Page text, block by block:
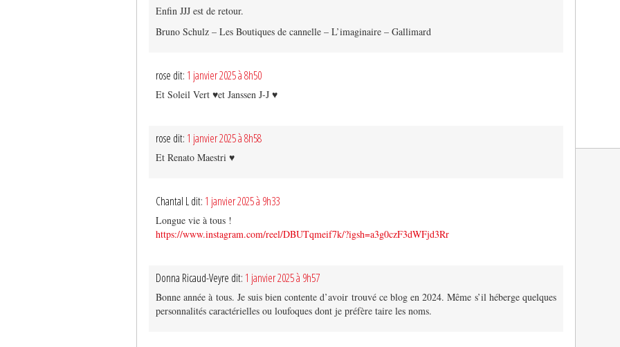
Enfin JJJ est de retour.
Bruno Schulz – Les Boutiques de cannelle – L’imaginaire – Gallimard
rose dit: 1 janvier 2025 à 8h50
Et Soleil Vert ♥️et Janssen J-J ♥️
rose dit: 1 janvier 2025 à 8h58
Et Renato Maestri ♥️
Chantal L dit: 1 janvier 2025 à 9h33
Longue vie à tous !
https://www.instagram.com/reel/DBUTqmeif7k/?igsh=a3g0czF3dWFjd3Rr
Donna Ricaud-Veyre dit: 1 janvier 2025 à 9h57
Bonne année à tous. Je suis bien contente d’avoir trouvé ce blog en 2024. Même s’il héberge quelques
personnalités caractérielles ou loufoques dont je préfère taire les noms.